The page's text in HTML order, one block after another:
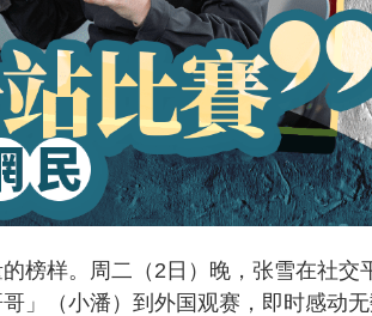
榜样。周二（2日）晚，张雪在社交
」（小潘）到外国观赛，即时感动